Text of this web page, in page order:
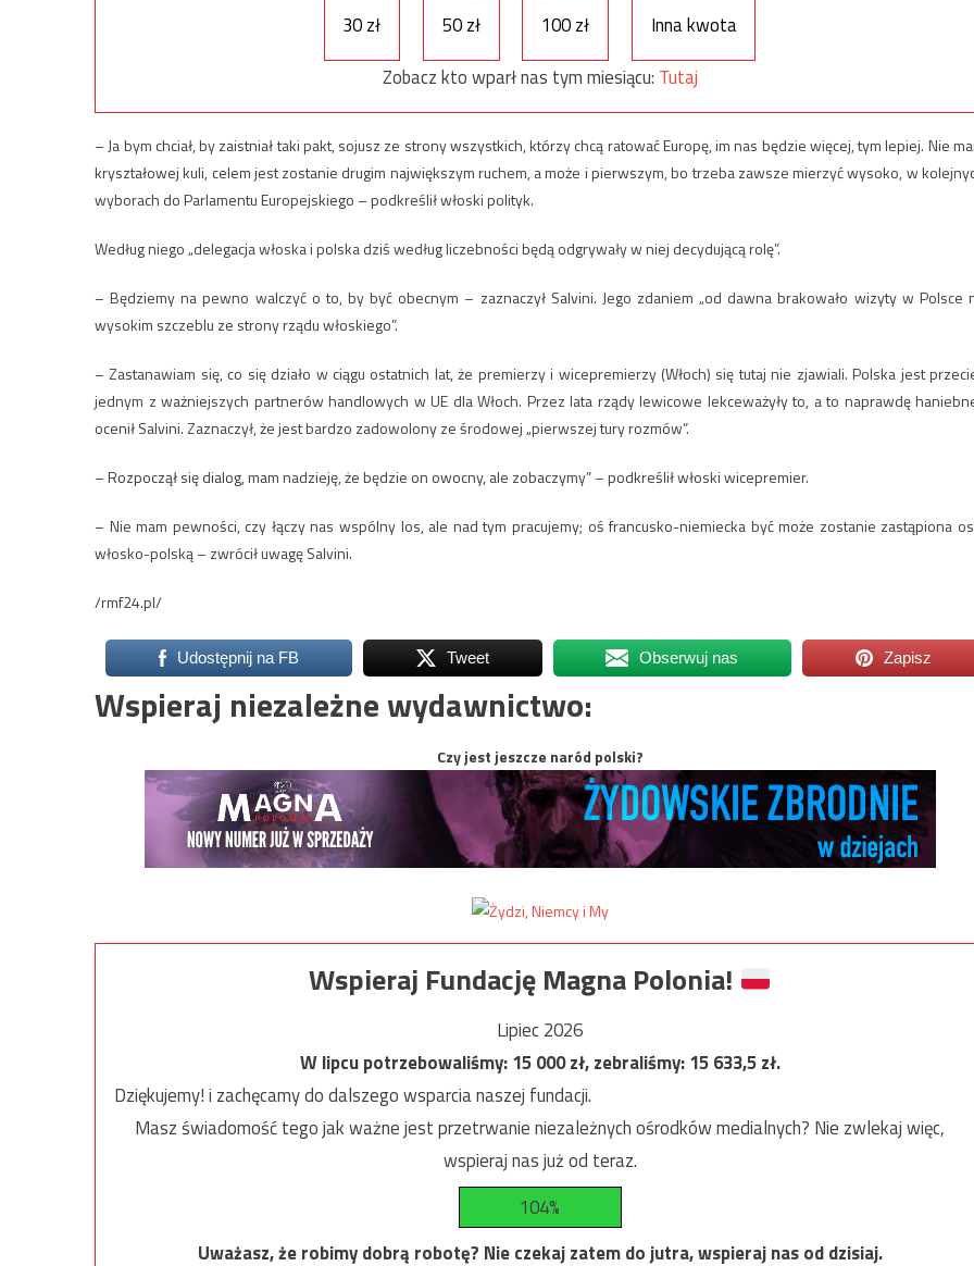
30 zł 50 zł 100 zł
Inna kwota
Zobacz kto wparł nas tym miesiącu: Tutaj
– Ja bym chciał, by zaistniał taki pakt, sojusz ze strony wszystkich, którzy chcą ratować Europę, im nas będzie więcej, tym lepiej. Nie
kryształowej kuli, celem jest zostanie drugim największym ruchem, a może i pierwszym, bo trzeba zawsze mierzyć wysoko, w
wyborach do Parlamentu Europejskiego – podkreślił włoski polityk.
Według niego „delegacja włoska i polska dziś według liczebności będą odgrywały w niej decydującą rolę”.
– Będziemy na pewno walczyć o to, by być obecnym – zaznaczył Salvini. Jego zdaniem „od dawna brakowało wizyty w Polsce
wysokim szczeblu ze strony rządu włoskiego”.
– Zastanawiam się, co się działo w ciągu ostatnich lat, że premierzy i wicepremierzy (Włoch) się tutaj nie zjawiali. Polska jest
jednym z ważniejszych partnerów handlowych w UE dla Włoch. Przez lata rządy lewicowe lekceważyły to, a to naprawdę
ocenił Salvini. Zaznaczył, że jest bardzo zadowolony ze środowej „pierwszej tury rozmów”.
– Rozpoczął się dialog, mam nadzieję, że będzie on owocny, ale zobaczymy” – podkreślił włoski wicepremier.
– Nie mam pewności, czy łączy nas wspólny los, ale nad tym pracujemy; oś francusko-niemiecka być może zostanie zastąpiona
włosko-polską – zwrócił uwagę Salvini.
/rmf24.pl/
Udostępnij na FB Tweet Obserwuj nas Zapisz
Wspieraj niezależne wydawnictwo:
Czy jest jeszcze naród polski?
Wspieraj Fundację Magna Polonia!
Lipiec 2026
W lipcu potrzebowaliśmy:15 000zł, zebraliśmy:15 633,5zł.
Dziękujemy! i zachęcamy do dalszego wsparcia naszej fundacji.
Masz świadomość tego jak ważne jest przetrwanie niezależnych ośrodków medialnych? Nie zwlekaj więc,
wspieraj nas już od teraz.
104%
Uważasz, że robimy dobrą robotę? Nie czekaj zatem do jutra, wspieraj nas od dzisiaj.